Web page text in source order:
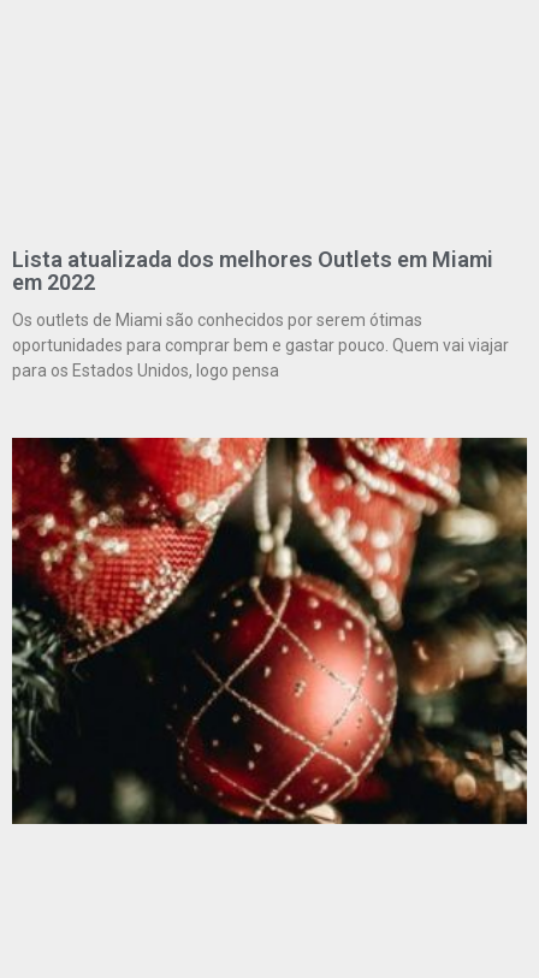
Lista atualizada dos melhores Outlets em Miami
em 2022
Os outlets de Miami são conhecidos por serem ótimas
oportunidades para comprar bem e gastar pouco. Quem vai viajar
para os Estados Unidos, logo pensa